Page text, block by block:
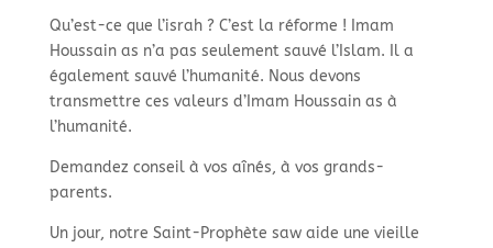
Qu’est-ce que l’israh ? C’est la réforme ! Imam
Houssain as n’a pas seulement sauvé l’Islam. Il a
également sauvé l’humanité. Nous devons
transmettre ces valeurs d’Imam Houssain as à
l’humanité.
Demandez conseil à vos aînés, à vos grands-
parents.
Un jour, notre Saint-Prophète saw aide une vieille